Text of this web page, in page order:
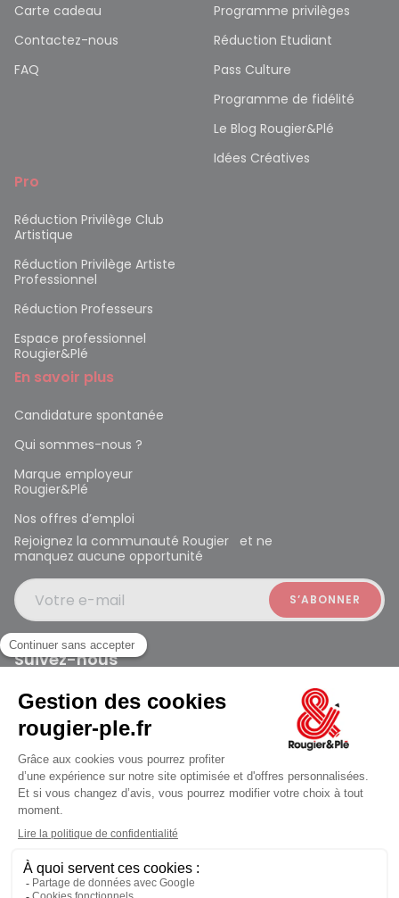
jusqu'au Lundi à 09:30
Carte cadeau
Contactez-nous
FAQ
Programme privilèges
Réduction Etudiant
Pass Culture
Programme de fidélité
Le Blog Rougier&Plé
Idées Créatives
Pro
Réduction Privilège Club
Artistique
Réduction Privilège Artiste
Professionnel
Réduction Professeurs
Espace professionnel
Rougier&Plé
En savoir plus
Candidature spontanée
Qui sommes-nous ?
Marque employeur
Rougier&Plé
Nos offres d’emploi
Rejoignez la communauté Rougier et ne
manquez aucune opportunité
Votre e-mail
Suivez-nous
Rougier et Plé 2024 Copyright
Mentions légales
Conditions générales des ventes
Données personnelles